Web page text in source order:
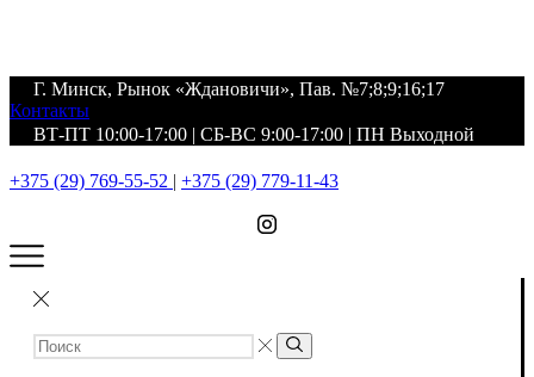
Г. Минск, Рынок «Ждановичи», Пав. №7;8;9;16;17
Контакты
ВТ-ПТ 10:00-17:00 | СБ-ВС 9:00-17:00 | ПН Выходной
+375 (29) 769-55-52 | +375 (29) 779-11-43